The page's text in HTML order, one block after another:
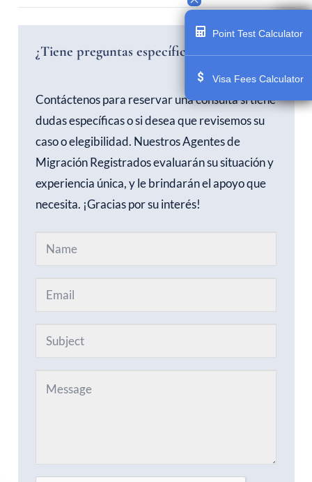
¿Tiene preguntas específicas?
Contáctenos para reservar una consulta si tiene
dudas específicas o si desea que revisemos su
caso o elegibilidad. Nuestros Agentes de
Migración Registrados evaluarán su situación y
experiencia única, y le brindarán el apoyo que
necesita. ¡Gracias por su interés!
Point Test Calculator
Visa Fees Calculator